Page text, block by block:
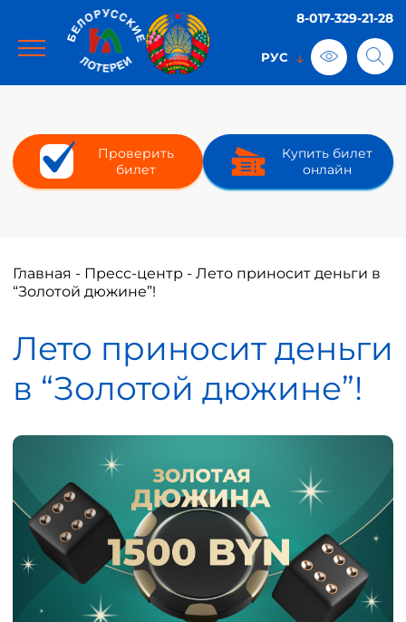
8-017-329-21-28
Проверить
билет
Купить билет
онлайн
Главная - Пресс-центр - Лето приносит деньги в
“Золотой дюжине”!
Лето приносит деньги
в “Золотой дюжине”!